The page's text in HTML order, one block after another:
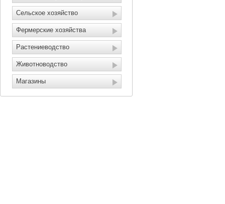
Сельское хозяйство
Фермерские хозяйства
Растениеводство
Животноводство
Магазины